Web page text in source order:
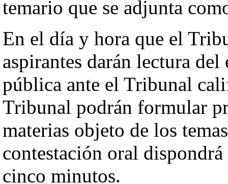
temario que se adjunta
En el día y hora que el
aspirantes darán lectura
pública ante el Tribunal
Tribunal podrán formular
materias objeto de los
contestación oral
cinco minutos.